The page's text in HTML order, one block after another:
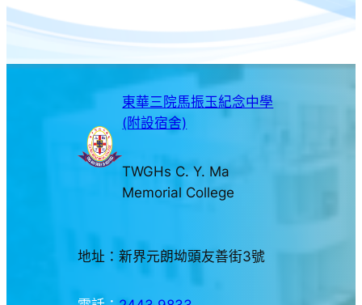
東華三院馬振玉紀念中學
(附設宿舍)
TWGHs C. Y. Ma
Memorial College
地址：新界元朗坳頭友善街3號